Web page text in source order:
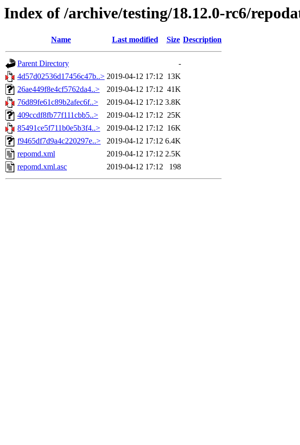
Index of /archive/testing/18.12.0-rc6/
Name Last modified Size Description
Parent Directory
-
4d57d02536d17456c47b..> 2019-04-12 17:12 13K
26ae449f8e4cf5762da4..>
2019-04-12 17:12 41K
76d89fe61c89b2afec6f..>
2019-04-12 17:12 3.8K
409ccdf8fb77f111cbb5..>
2019-04-12 17:12 25K
85491ce5f711b0e5b3f4..>
2019-04-12 17:12 16K
f9465df7d9a4c220297e..>
2019-04-12 17:12 6.4K
repomd.xml
2019-04-12 17:12 2.5K
repomd.xml.asc
2019-04-12 17:12 198